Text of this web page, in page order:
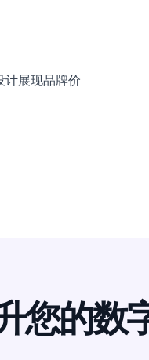
计展现品牌价
您的数